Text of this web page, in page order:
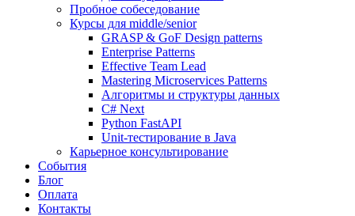
Пробное собеседование
Курсы для middle/senior
GRASP & GoF Design patterns
Enterprise Patterns
Effective Team Lead
Mastering Microservices Patterns
Алгоритмы и структуры данных
C# Next
Python FastAPI
Unit-тестирование в Java
Карьерное консультирование
События
Блог
Оплата
Контакты